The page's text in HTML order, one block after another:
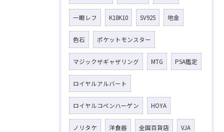
一眼レフ K18K10 SV925 地金
色石 ポケットモンスター
マジックザギャザリング MTG PSA鑑定
ロイヤルアルバート
ロイヤルコペンハーゲン HOYA
ノリタケ 洋食器 全国百貨店 VJA